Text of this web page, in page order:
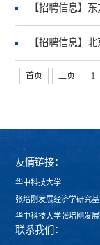
【招聘信息】
【招聘信息】
首页 上页 1
友情链接：
华中科技大学
张培刚发展经济学研究
华中科技大学张培刚发
联系我们：